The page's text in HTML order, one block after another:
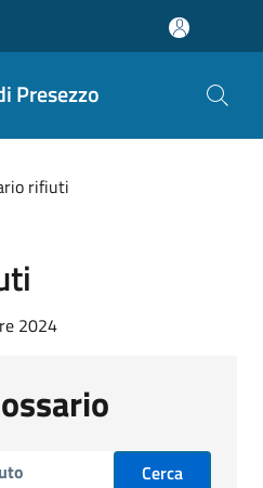
Presezzo
rifiuti
2024
Cerca